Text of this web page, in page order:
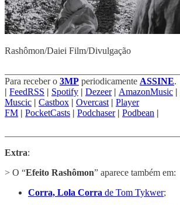
Rashômon/Daiei Film/Divulgação
Para receber o 3MP periodicamente ASSINE.
| FeedRSS | Spotify | Dezeer | AmazonMusic |
Muscic | Castbox | Overcast | Player
FM | PocketCasts | Podchaser | Podbean |
Extra:
> O “Efeito Rashômon” aparece também em:
Corra, Lola Corra de Tom Tykwer;